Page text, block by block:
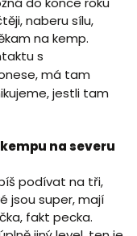
naberu sílu,
na kemp.
s
má tam
jestli tam
na severu
podívat na tři,
jsou super, mají
fakt pecka.